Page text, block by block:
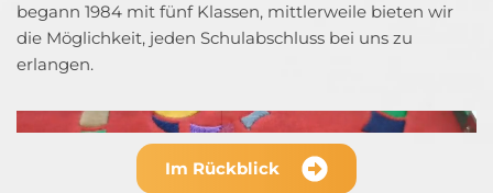
begann 1984 mit fünf Klassen, mittlerweile bieten wir
die Möglichkeit, jeden Schulabschluss bei uns zu
erlangen.
Im Rückblick